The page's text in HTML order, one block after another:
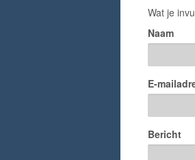
Wat je
Naam
E-
Bericht